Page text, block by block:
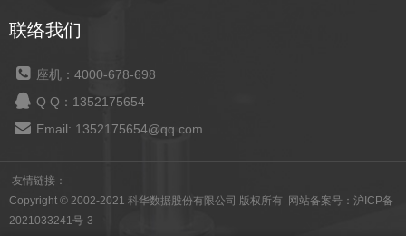
联络我们
座机：4000-678-698
Q Q：1352175654
Email: 1352175654@qq.com
友情链接：
Copyright © 2002-2021 科华数据股份有限公司 版权所有 网站备案号： 沪ICP备
2021033241号-3